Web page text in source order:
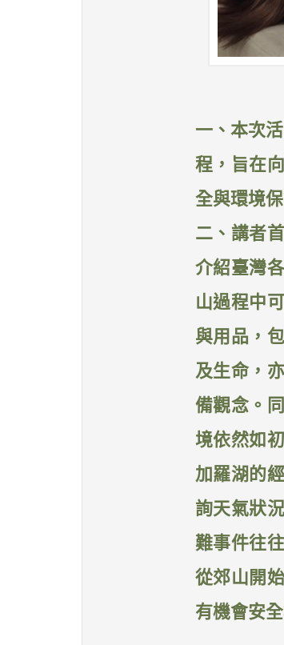
一、本次
程，旨在
全與環境
二、講者
介紹臺灣
山過程中
與用品，
及生命，
備觀念。
境依然如
加羅湖的
詢天氣狀
難事件往
從郊山開
有機會安